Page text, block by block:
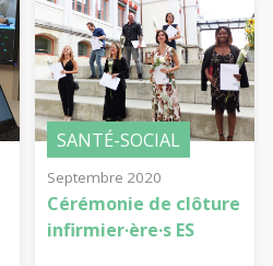
Cérémonie de clôture
infirmier·ère·s ES
SANTÉ-SOCIAL
Septembre 2020